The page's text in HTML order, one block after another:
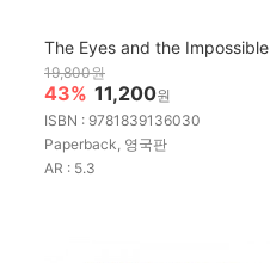
The Eyes and the Impossible
19,800원
43% 11,200원
ISBN : 9781839136030
Paperback, 영국판
AR : 5.3